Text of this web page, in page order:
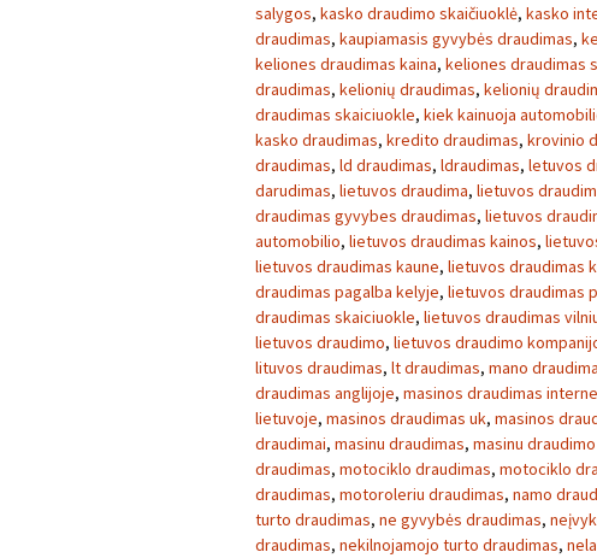
salygos, kasko draudimo skaičiuoklė, kasko
draudimas, kaupiamasis gyvybės draudimas,
keliones draudimas kaina, keliones draudimas
draudimas, kelionių draudimas, kelionių
draudimas skaiciuokle, kiek kainuoja
kasko draudimas, kredito draudimas, krovinio
draudimas, ld draudimas, ldraudimas, letuvos
darudimas, lietuvos draudima, lietuvos
draudimas gyvybes draudimas, lietuvos
automobilio, lietuvos draudimas kainos,
lietuvos draudimas kaune, lietuvos draudimas
draudimas pagalba kelyje, lietuvos draudimas
draudimas skaiciuokle, lietuvos draudimas
lietuvos draudimo, lietuvos draudimo
lituvos draudimas, lt draudimas, mano
draudimas anglijoje, masinos draudimas
lietuvoje, masinos draudimas uk, masinos
draudimai, masinu draudimas, masinu
draudimas, motociklo draudimas, motociklo
draudimas, motoroleriu draudimas, namo
turto draudimas, ne gyvybės draudimas,
draudimas, nekilnojamojo turto draudimas,